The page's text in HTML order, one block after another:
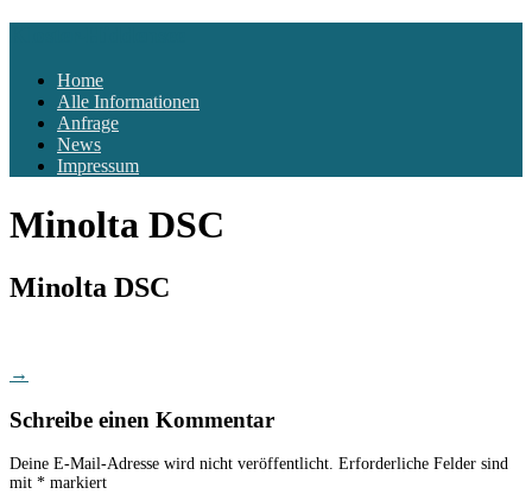
Home
Alle Informationen
Anfrage
News
Impressum
Minolta DSC
Minolta DSC
Post
navigation
→
Schreibe einen Kommentar
Deine E-Mail-Adresse wird nicht veröffentlicht. Erforderliche Felder sind
mit * markiert